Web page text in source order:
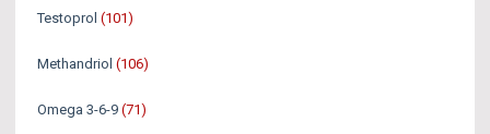
Testoprol (101)
Methandriol (106)
Omega 3-6-9 (71)